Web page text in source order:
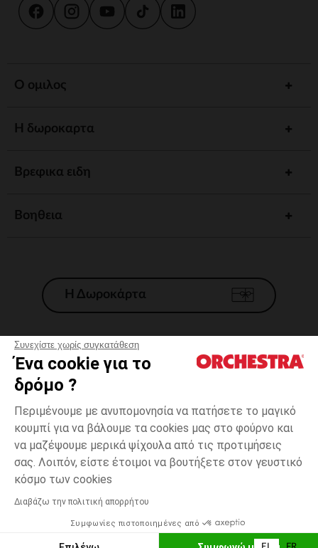
Συνεχίστε χωρίς συγκατάθεση
Ένα cookie για το
δρόμο ?
Περιμένουμε με ανυπομονησία να πατήσετε το μαγικό
κουμπί για να βάλουμε τα cookies μας στο φούρνο και
να μαζέψουμε μερικά ψίχουλα από τις προτιμήσεις
σας. Λοιπόν, είστε έτοιμοι να βουτήξετε στον γευστικό
κόσμο των cookies
Διαβάζω την πολιτική απορρήτου
Συμφωνίες πιστοποιημένες από
Εκρού
3
Δυνατότητα πληρωμής με
ΠΡΟΣΘΉΚΗ ΣΤΟ ΚΑΛΆΘΙ
Ο ομιλος
Η δωροκαρτα
Βρεφικα ειδη
Βοηθεια
Η Δωροκάρτα
Γενικοί 'Οροι Πώλησης
*Εμπορικες προσφορες
Προσωπικά δεδομένα
Διαχείρηση των cookies
Προσβασιμότητα: μη συμμορφούμενη
H Orchestra συμμετέχει στον κωδικά δεοντολογίας και στο σύστημα
μεσολάβησης της Γαλλικής Ομοσπονδίας Ηλεκτρονικού Εμπορίου.